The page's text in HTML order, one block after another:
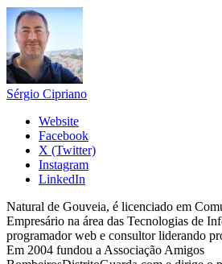
Sérgio Cipriano
Website
Facebook
X (Twitter)
Instagram
LinkedIn
Natural de Gouveia, é licenciado em
Empresário na área das Tecnologias de
programador web e consultor liderando
Em 2004 fundou a Associação Amigos